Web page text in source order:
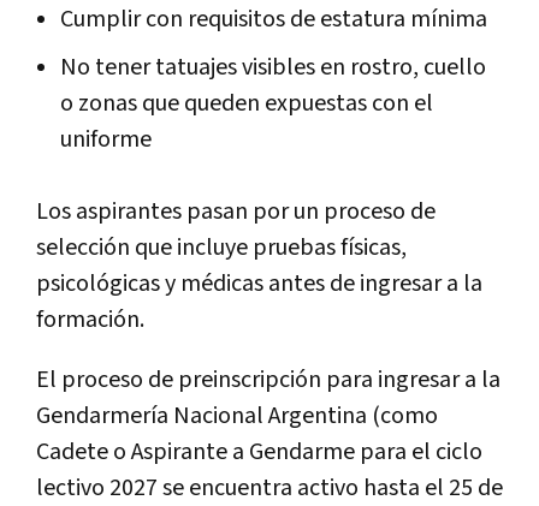
Cumplir con requisitos de estatura mínima
No tener tatuajes visibles en rostro, cuello
o zonas que queden expuestas con el
uniforme
Los aspirantes pasan por un proceso de
selección que incluye pruebas físicas,
psicológicas y médicas antes de ingresar a la
formación.
El proceso de preinscripción para ingresar a la
Gendarmería Nacional Argentina (como
Cadete o Aspirante a Gendarme para el ciclo
lectivo 2027 se encuentra activo hasta el 25 de